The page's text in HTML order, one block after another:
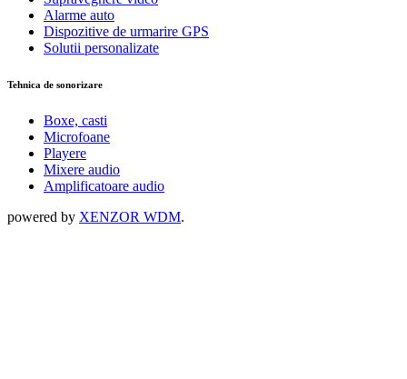
Alarme auto
Dispozitive de urmarire GPS
Solutii personalizate
Tehnica de sonorizare
Boxe, casti
Microfoane
Playere
Mixere audio
Amplificatoare audio
powered by XENZOR WDM.